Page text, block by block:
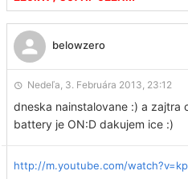
belowzero
Nedeľa, 3. Februára 2013, 23:12
dneska nainstalovane :) a zajtra
battery je ON:D dakujem ice :)
http://m.youtube.com/